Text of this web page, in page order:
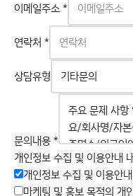
이메일주소*
연락처 *
상담유형
문의내용*
여
부
수
개인정보 수집 및 이용안내
개인정보 수집 및 이용안
마케팅 및 홍보 목적의 개